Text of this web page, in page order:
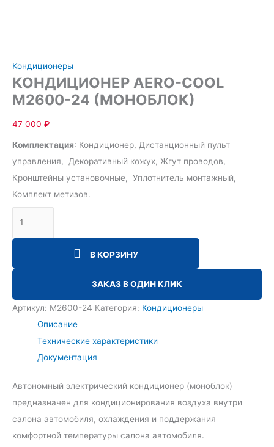
Кондиционеры
КОНДИЦИОНЕР AERO-COOL
М2600-24 (МОНОБЛОК)
47 000 ₽
Комплектация: Кондиционер, Дистанционный пульт
управления, Декоративный кожух, Жгут проводов,
Кронштейны установочные, Уплотнитель монтажный,
Комплект метизов.
В КОРЗИНУ
ЗАКАЗ В ОДИН КЛИК
Артикул: М2600-24 Категория: Кондиционеры
Описание
Технические характеристики
Документация
Автономный электрический кондиционер (моноблок)
предназначен для кондиционирования воздуха внутри
салона автомобиля, охлаждения и поддержания
комфортной температуры салона автомобиля.